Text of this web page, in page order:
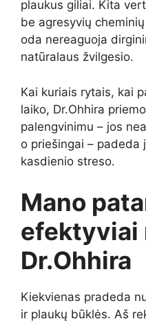
plaukus giliai. Kita
be agresyvių
oda nereaguoja
natūralaus žvilgesio.
Kai kuriais rytais, kai
laiko, Dr.Ohhira
palengvinimu – jos
o priešingai – padeda
kasdienio streso.
Mano
efektyviai
Dr.Ohhira
Kiekvienas pradeda
ir plaukų būklės. Aš